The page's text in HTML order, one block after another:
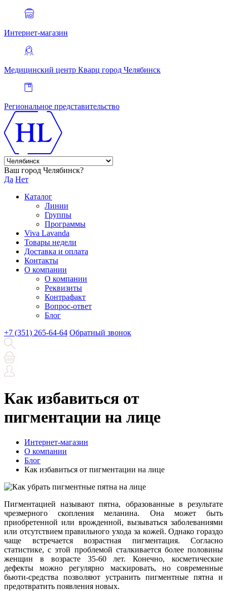
Интернет-магазин
Медицинский центр Кварц город Челябинск
Региональное представительство
Ваш город Челябинск?
Да Нет
Каталог
Линии
Группы
Программы
Viva Lavanda
Товары недели
Доставка и оплата
Контакты
О компании
О компании
Реквизиты
Контрафакт
Вопрос-ответ
Блог
+7 (351) 265-64-64 Обратный звонок
Как избавиться от
пигментации на лице
Интернет-магазин
О компании
Блог
Как избавиться от пигментации на лице
Пигментацией называют пятна, образованные в результате
чрезмерного скопления меланина. Она может быть
приобретенной или врожденной, вызываться заболеваниями
или отсутствием правильного ухода за кожей. Однако гораздо
чаще встречается возрастная пигментация. Согласно
статистике, с этой проблемой сталкивается более половины
женщин в возрасте 35-60 лет. Конечно, косметические
дефекты можно регулярно маскировать, но современные
бьюти-средства позволяют устранить пигментные пятна и
предотвратить появления новых.